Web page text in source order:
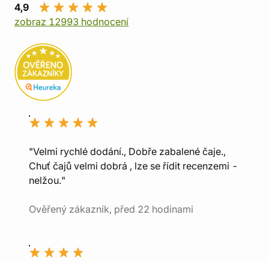
4,9
zobraz 12993 hodnocení
"Velmi rychlé dodání., Dobře zabalené čaje.,
Chuť čajů velmi dobrá , lze se řídit recenzemi -
nelžou."
Ověřený zákazník, před 22 hodinami